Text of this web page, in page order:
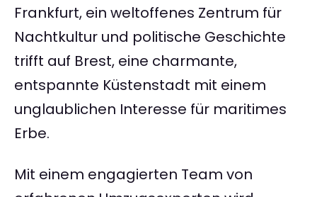
Frankfurt, ein weltoffenes Zentrum für
Nachtkultur und politische Geschichte
trifft auf Brest, eine charmante,
entspannte Küstenstadt mit einem
unglaublichen Interesse für maritimes
Erbe.
Mit einem engagierten Team von